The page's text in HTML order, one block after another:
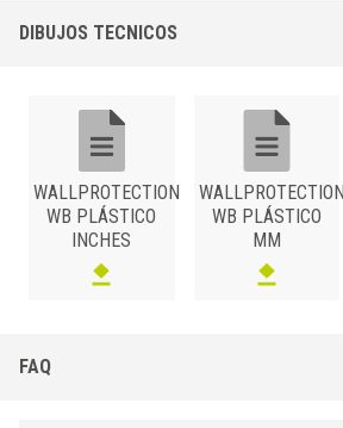
WB 100 P11/11
100
WB 100 P22/22
DIBUJOS TECNICOS
WALLPROTECTION
WB PLÁSTICO
INCHES
WALLPROTECTION
WB PLÁSTICO
MM
FAQ